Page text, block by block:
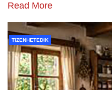
Read More
TIZENHETEDIK